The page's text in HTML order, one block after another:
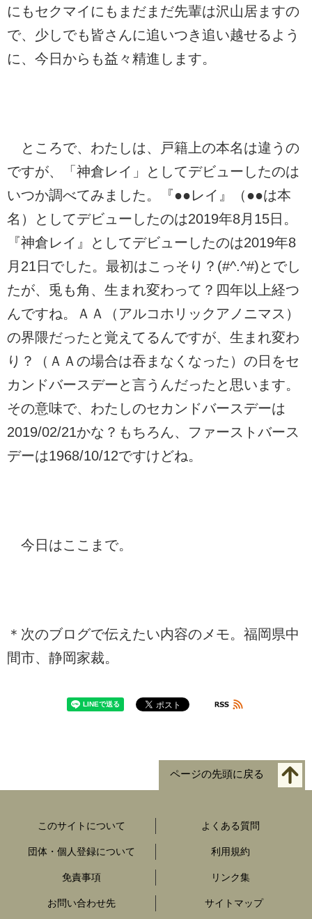
にもセクマイにもまだまだ先輩は沢山居ますの
で、少しでも皆さんに追いつき追い越せるよう
に、今日からも益々精進します。
ところで、わたしは、戸籍上の本名は違うの
ですが、「神倉レイ」としてデビューしたのは
いつか調べてみました。『●●レイ』（●●は本
名）としてデビューしたのは2019年8月15日。
『神倉レイ』としてデビューしたのは2019年8
月21日でした。最初はこっそり？(#^.^#)とでし
たが、兎も角、生まれ変わって？四年以上経つ
んですね。ＡＡ（アルコホリックアノニマス）
の界隈だったと覚えてるんですが、生まれ変わ
り？（ＡＡの場合は吞まなくなった）の日をセ
カンドバースデーと言うんだったと思います。
その意味で、わたしのセカンドバースデーは
2019/02/21かな？もちろん、ファーストバース
デーは1968/10/12ですけどね。
今日はここまで。
＊次のブログで伝えたい内容のメモ。福岡県中
間市、静岡家裁。
ページの先頭に戻る
このサイトについて よくある質問
団体・個人登録について 利用規約
免責事項 リンク集
お問い合わせ先 サイトマップ